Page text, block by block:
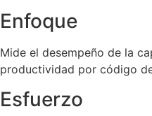
Enfoque
Mide el desempeño de la
productividad por código
Esfuerzo